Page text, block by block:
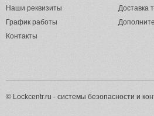
Наши реквизиты
График работы
Контакты
Доставка
© Lockcentr.ru - системы безопасности и